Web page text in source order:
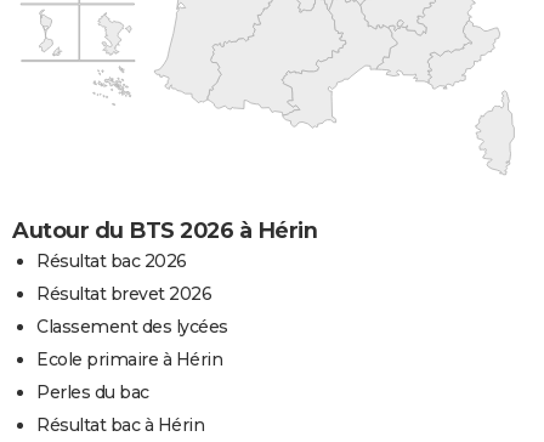
Autour du BTS 2026 à Hérin
Résultat bac 2026
Résultat brevet 2026
Classement des lycées
Ecole primaire à Hérin
Perles du bac
Résultat bac à Hérin